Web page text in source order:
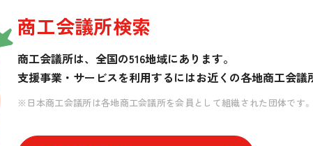
商工会議所検索
商工会議所は、全国の516地域にあります。
支援事業・サービスを利用するにはお近くの各地商工会議
※日本商工会議所は各地商工会議所を会員として組織された団体です。